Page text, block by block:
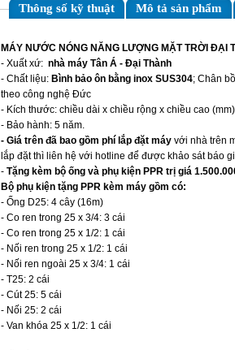
Thông số kỹ thuật Mô tả sản phẩm
MÁY NƯỚC NÓNG NĂNG LƯỢNG MẶT TRỜI ĐẠI
- Xuất xứ: nhà máy Tân Á - Đại Thành
- Chất liệu: Bình bảo ôn bằng inox SUS304; Chân
theo công nghệ Đức
- Kích thước: chiều dài x chiều rộng x chiều cao
- Bảo hành: 5 năm.
- Giá trên đã bao gồm phí lắp đặt máy với nhà trên
lắp đặt thì liên hệ với hotline để được khảo sát báo
- Tặng kèm bộ ống và phụ kiện PPR trị giá
Bộ phụ kiện tặng PPR kèm máy gồm có:
- Ống D25: 4 cây (16m)
- Co ren trong 25 x 3/4: 3 cái
- Co ren trong 25 x 1/2: 1 cái
- Nối ren trong 25 x 1/2: 1 cái
- Nối ren ngoài 25 x 3/4: 1 cái
- T25: 2 cái
- Cút 25: 5 cái
- Nối 25: 2 cái
- Van khóa 25 x 1/2: 1 cái